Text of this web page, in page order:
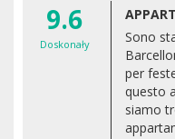
9.6
Doskonały
Sono
per
questo
siamo